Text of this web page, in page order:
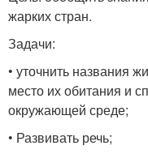
жарких стран.
Задачи:
• уточнить названия
место их обитания и
окружающей среде;
• Развивать речь;